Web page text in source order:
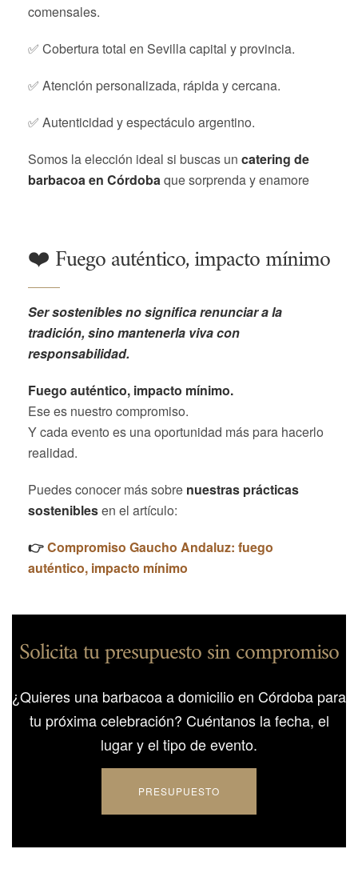
comensales.
✅ Cobertura total en Sevilla capital y provincia.
✅ Atención personalizada, rápida y cercana.
✅ Autenticidad y espectáculo argentino.
Somos la elección ideal si buscas un catering de
barbacoa en Córdobaque sorprenda y enamore
❤️ Fuego auténtico, impacto mínimo
Ser sostenibles no significa renunciar a la
tradición, sino mantenerla viva con
responsabilidad.
Fuego auténtico, impacto mínimo.
Ese es nuestro compromiso.
Y cada evento es una oportunidad más para hacerlo
realidad.
Puedes conocer más sobre nuestras prácticas
sosteniblesen el artículo:
👉Compromiso Gaucho Andaluz: fuego
auténtico, impacto mínimo
Solicita tu presupuesto sin compromiso
¿Quieres una barbacoa a domicilio en Córdoba para
tu próxima celebración? Cuéntanos la fecha, el
lugar y el tipo de evento.
PRESUPUESTO